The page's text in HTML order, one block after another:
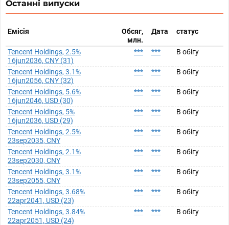
Останні випуски
Емісія
Обсяг,
млн.
Дата статус
Tencent Holdings, 2.5%
16jun2036, CNY (31)
*** *** В обігу
Tencent Holdings, 3.1%
16jun2056, CNY (32)
*** *** В обігу
Tencent Holdings, 5.6%
16jun2046, USD (30)
*** *** В обігу
Tencent Holdings, 5%
16jun2036, USD (29)
*** *** В обігу
Tencent Holdings, 2.5%
23sep2035, CNY
*** *** В обігу
Tencent Holdings, 2.1%
23sep2030, CNY
*** *** В обігу
Tencent Holdings, 3.1%
23sep2055, CNY
*** *** В обігу
Tencent Holdings, 3.68%
22apr2041, USD (23)
*** *** В обігу
Tencent Holdings, 3.84%
22apr2051, USD (24)
*** *** В обігу